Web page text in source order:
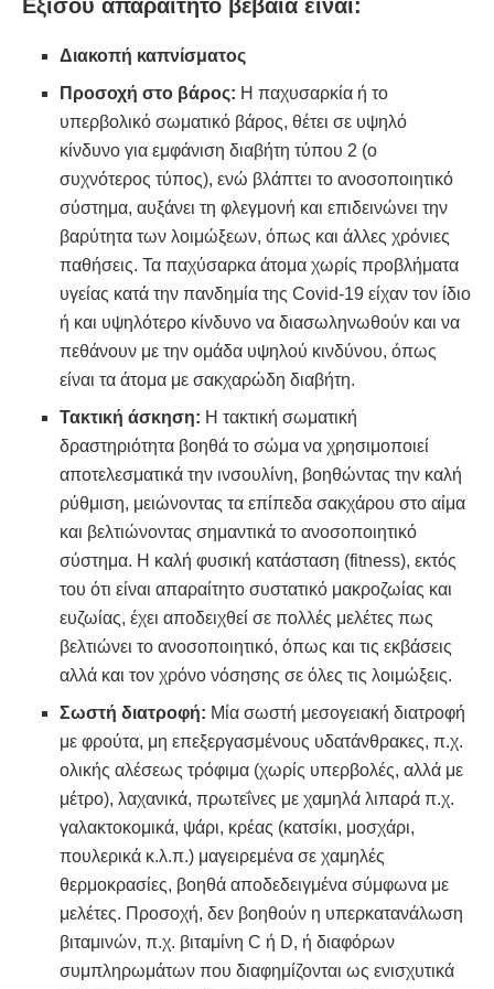
Εξίσου απαραίτητο βέβαια είναι:
Διακοπή καπνίσματος
Προσοχή στο βάρος: Η παχυσαρκία ή το
υπερβολικό σωματικό βάρος, θέτει σε υψηλό
κίνδυνο για εμφάνιση διαβήτη τύπου 2 (ο
συχνότερος τύπος), ενώ βλάπτει το ανοσοποιητικό
σύστημα, αυξάνει τη φλεγμονή και επιδεινώνει την
βαρύτητα των λοιμώξεων, όπως και άλλες χρόνιες
παθήσεις. Τα παχύσαρκα άτομα χωρίς προβλήματα
υγείας κατά την πανδημία της Covid-19 είχαν τον ίδιο
ή και υψηλότερο κίνδυνο να διασωληνωθούν και να
πεθάνουν με την ομάδα υψηλού κινδύνου, όπως
είναι τα άτομα με σακχαρώδη διαβήτη.
Τακτική άσκηση: Η τακτική σωματική
δραστηριότητα βοηθά το σώμα να χρησιμοποιεί
αποτελεσματικά την ινσουλίνη, βοηθώντας την καλή
ρύθμιση, μειώνοντας τα επίπεδα σακχάρου στο αίμα
και βελτιώνοντας σημαντικά το ανοσοποιητικό
σύστημα. Η καλή φυσική κατάσταση (fitness), εκτός
του ότι είναι απαραίτητο συστατικό μακροζωίας και
ευζωίας, έχει αποδειχθεί σε πολλές μελέτες πως
βελτιώνει το ανοσοποιητικό, όπως και τις εκβάσεις
αλλά και τον χρόνο νόσησης σε όλες τις λοιμώξεις.
Σωστή διατροφή: Μία σωστή μεσογειακή διατροφή
με φρούτα, μη επεξεργασμένους υδατάνθρακες, π.χ.
ολικής αλέσεως τρόφιμα (χωρίς υπερβολές, αλλά με
μέτρο), λαχανικά, πρωτεΐνες με χαμηλά λιπαρά π.χ.
γαλακτοκομικά, ψάρι, κρέας (κατσίκι, μοσχάρι,
πουλερικά κ.λ.π.) μαγειρεμένα σε χαμηλές
θερμοκρασίες, βοηθά αποδεδειγμένα σύμφωνα με
μελέτες. Προσοχή, δεν βοηθούν η υπερκατανάλωση
βιταμινών, π.χ. βιταμίνη C ή D, ή διαφόρων
συμπληρωμάτων που διαφημίζονται ως ενισχυτικά